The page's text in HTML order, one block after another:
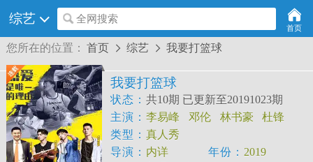
综艺 全网搜索
首页
您所在的位置： 首页  综艺  我要打篮球
我要打篮球
状态： 共10期 已更新至20191023期
主演： 李易峰 邓伦 林书豪
杜锋
类型： 真人秀
导演： 内详 年份： 2019